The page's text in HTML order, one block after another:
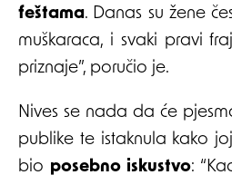
feštama. Danas su žene
muškaraca, i svaki pravi
priznaje”, poručio je.
Nives se nada da će
publike te istaknula kako
bio posebno iskustvo: